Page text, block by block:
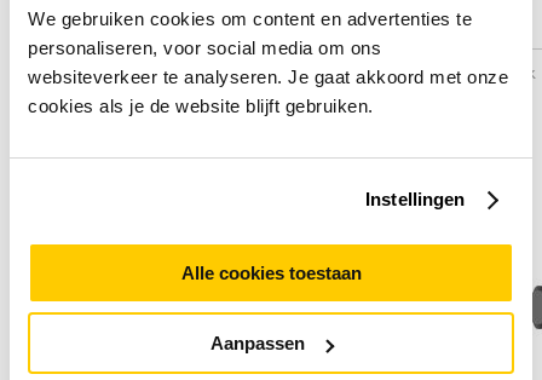
We gebruiken cookies om content en advertenties te
personaliseren, voor social media om ons
websiteverkeer te analyseren. Je gaat akkoord met onze
cookies als je de website blijft gebruiken.
Instellingen
Alle cookies toestaan
Aanpassen
Alternatieven
Vergelijk Vergelijk